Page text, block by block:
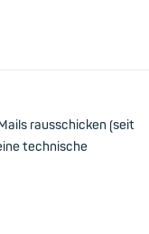
rausschicken (seit
technische